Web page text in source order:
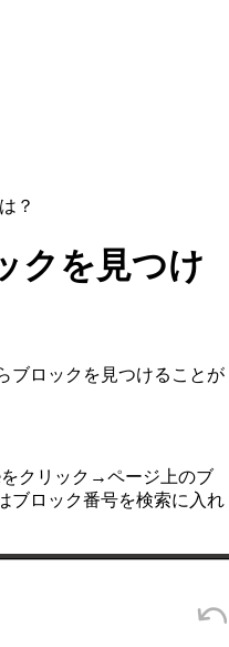
？
クを見つけ
ブロックを見つけることが
クリック→ページ上のブ
ブロック番号を検索に入れ